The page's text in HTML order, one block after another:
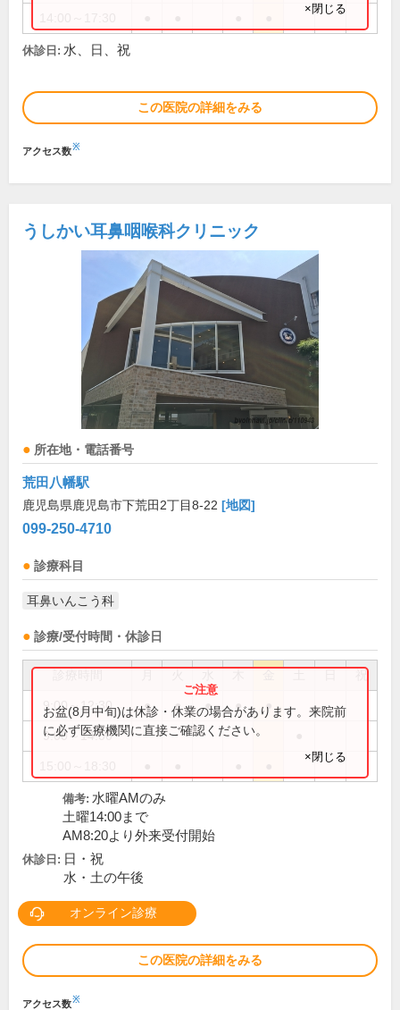
×閉じる
休診日: 水、日、祝
この医院の詳細をみる
アクセス数※
うしかい耳鼻咽喉科クリニック
所在地・電話番号
荒田八幡駅
鹿児島県鹿児島市下荒田2丁目8-22 [地図]
099-250-4710
診療科目
耳鼻いんこう科
診療/受付時間・休診日
祝
9:00～12:30 ● ● ● ● ●
9:00～14:00
お盆(8月中旬)は休診・休業の場合があります。来院前
に必ず医療機関に直接ご確認ください。
×閉じる
備考: 水曜AMのみ
土曜14:00まで
AM8:20より外来受付開始
休診日: 日・祝
水・土の午後
オンライン診療
この医院の詳細をみる
アクセス数※